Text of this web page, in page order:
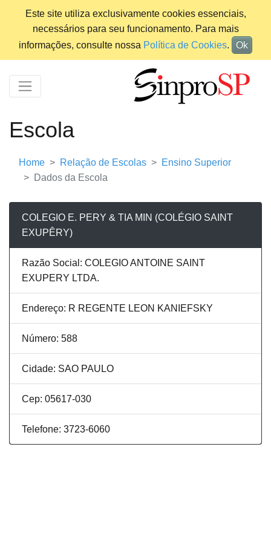
Este site utiliza exclusivamente cookies essenciais,
necessários para seu funcionamento. Para mais
informações, consulte nossa Política de Cookies. Ok
Escola
Home Relação de Escolas
Ensino Superior
Dados da Escola
COLEGIO E. PERY & TIA MIN (COLÉGIO SAINT
EXUPÊRY)
Razão Social: COLEGIO ANTOINE SAINT
EXUPERY LTDA.
Endereço: R REGENTE LEON KANIEFSKY
Número: 588
Cidade: SAO PAULO
Cep: 05617-030
Telefone: 3723-6060